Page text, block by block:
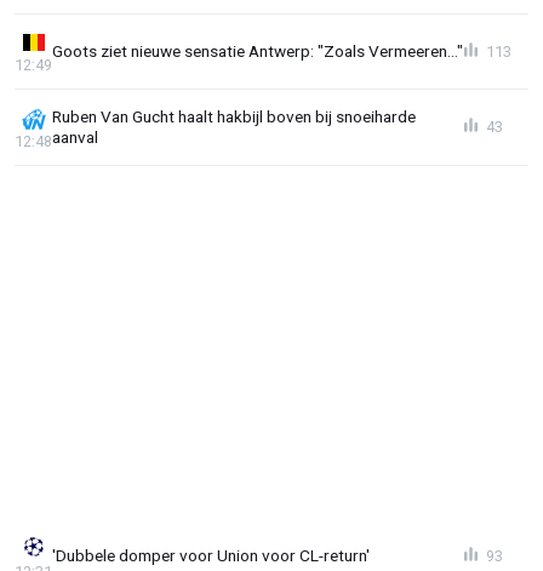
Goots ziet nieuwe sensatie Antwerp: "Zoals Vermeeren..."
12:49
113
Ruben Van Gucht haalt hakbijl boven bij snoeiharde
aanval
12:48
43
'Dubbele domper voor Union voor CL-return' 93